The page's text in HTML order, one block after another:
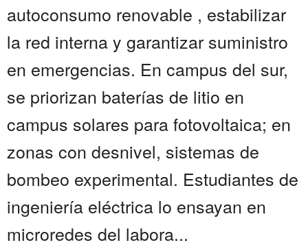
autoconsumo renovable , estabilizar
la red interna y garantizar suministro
en emergencias. En campus del sur,
se priorizan baterías de litio en
campus solares para fotovoltaica; en
zonas con desnivel, sistemas de
bombeo experimental. Estudiantes de
ingeniería eléctrica lo ensayan en
microredes del labora...